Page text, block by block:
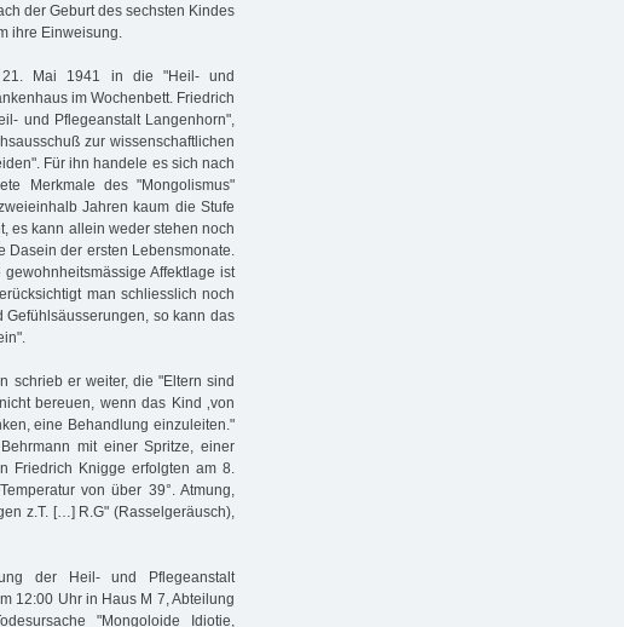
der Geburt des sechsten Kindes
ihre Einweisung.
Mai 1941 in die "Heil- und
im Wochenbett. Friedrich
und Pflegeanstalt Langenhorn",
zur wissenschaftlichen
Für ihn handele es sich nach
Merkmale des "Mongolismus"
Jahren kaum die Stufe
es kann allein weder stehen noch
der ersten Lebensmonate.
Affektlage ist
man schliesslich noch
so kann das
schrieb er weiter, die "Eltern sind
bereuen, wenn das Kind ‚von
eine Behandlung einzuleiten."
mit einer Spritze, einer
Friedrich Knigge erfolgten am 8.
von über 39°. Atmung,
z.T. […] R.G" (Rasselgeräusch),
der Heil- und Pflegeanstalt
12:00 Uhr in Haus M 7, Abteilung
"Mongoloide Idiotie,